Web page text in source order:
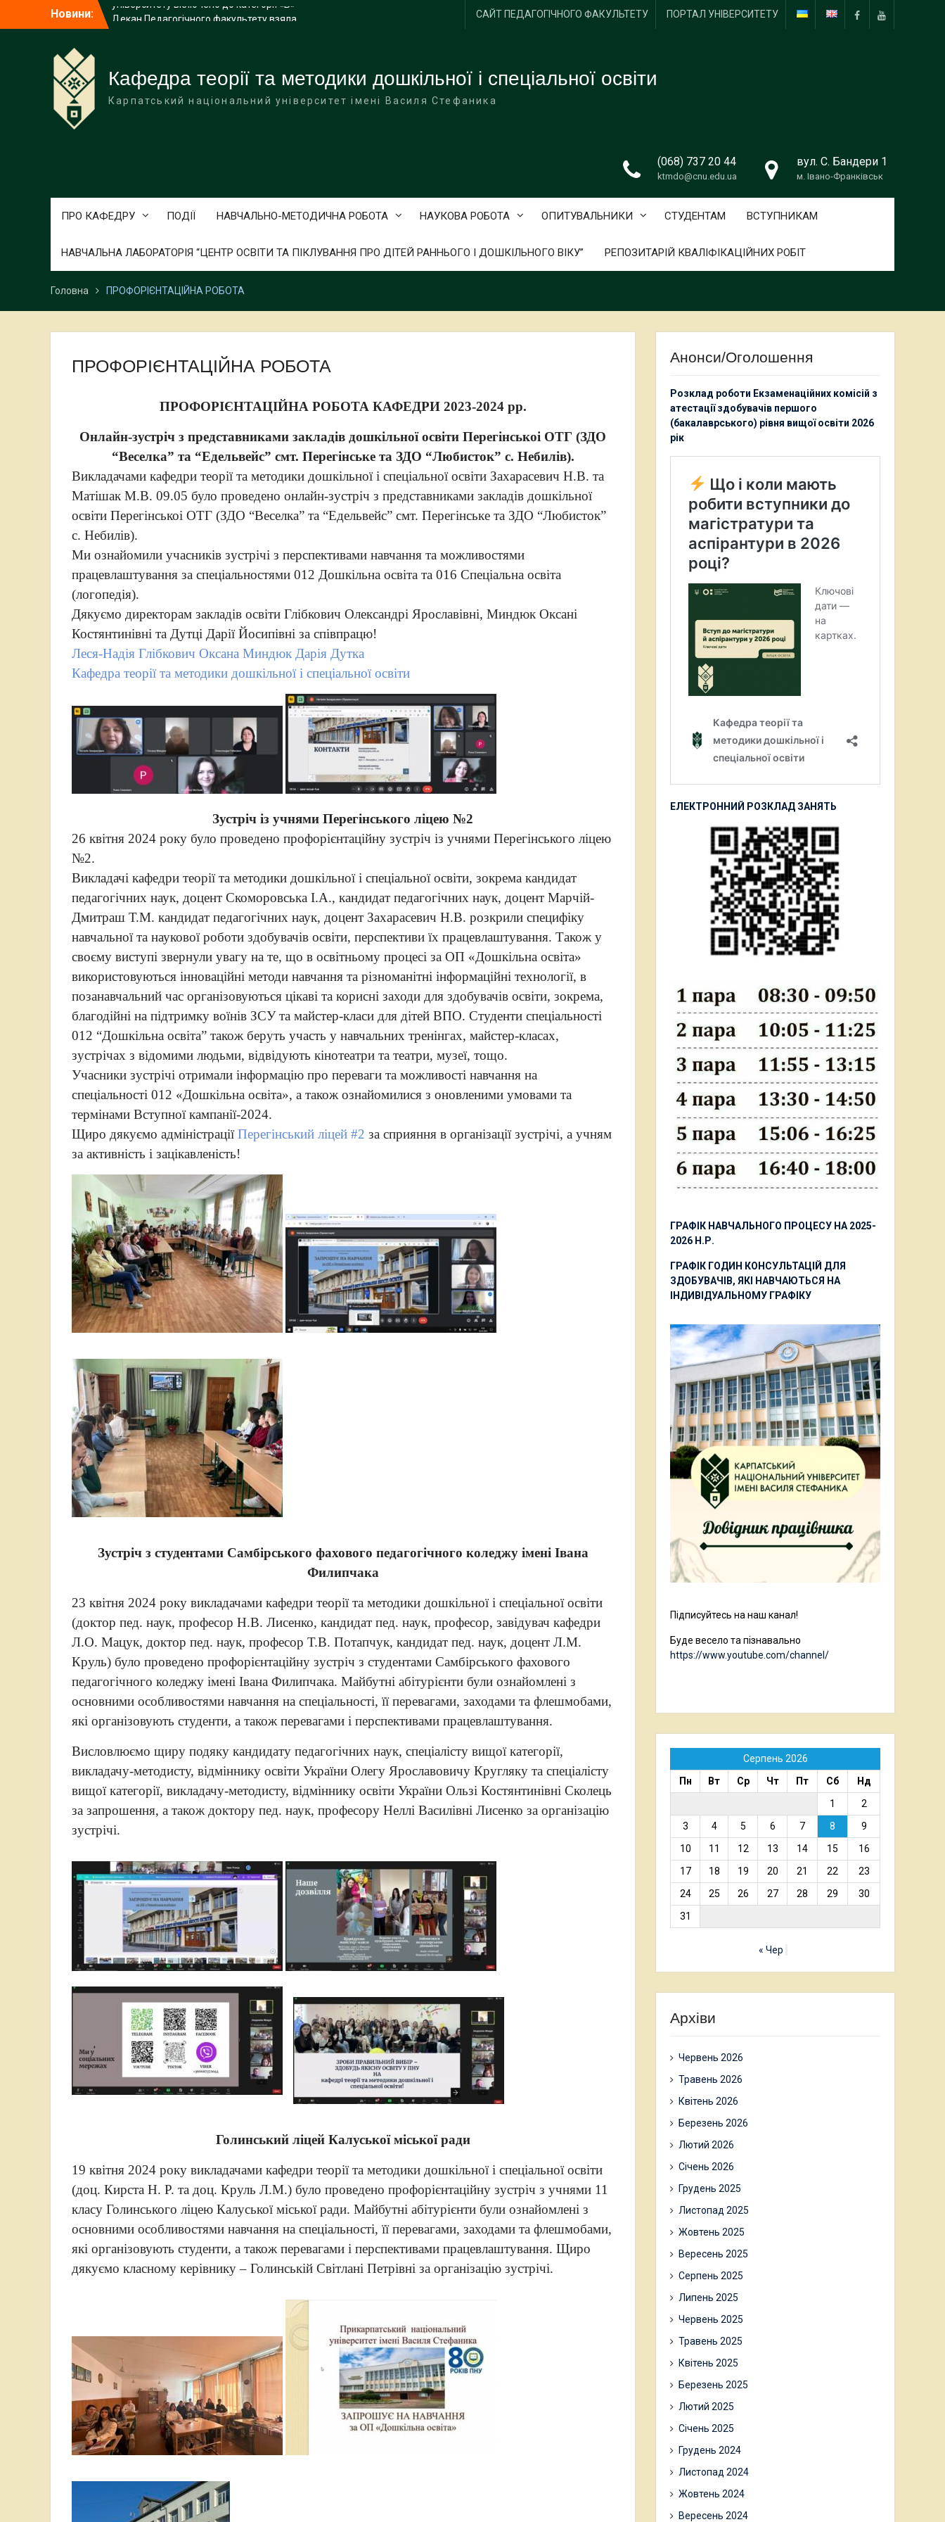
Новини:
Декан Педагогічного факультету взяла
України за результатами
акредитаційних експертиз Від
Пресслужба КНУВС / 20.06.2026
Пункт
Пункт
САЙТ ПЕДАГОГІЧНОГО ФАКУЛЬТЕТУ ПОРТАЛ УНІВЕРСИТЕТУ
Кафедра теорії та методики дошкільної і спеціальної освіти
Карпатський національний університет імені Василя Стефаника
(068) 737 20 44
ktmdo@cnu.edu.ua
вул. С. Бандери 1
м. Івано-Франківськ
ПРО КАФЕДРУ ПОДІЇ НАВЧАЛЬНО-МЕТОДИЧНА РОБОТА НАУКОВА РОБОТА ОПИТУВАЛЬНИКИ СТУДЕНТАМ ВСТУПНИКАМ
НАВЧАЛЬНА ЛАБОРАТОРІЯ “ЦЕНТР ОСВІТИ ТА ПІКЛУВАННЯ ПРО ДІТЕЙ РАННЬОГО І ДОШКІЛЬНОГО ВІКУ” РЕПОЗИТАРІЙ КВАЛІФІКАЦІЙНИХ РОБІТ
Головна ПРОФОРІЄНТАЦІЙНА РОБОТА
ПРОФОРІЄНТАЦІЙНА РОБОТА
ПРОФОРІЄНТАЦІЙНА РОБОТА КАФЕДРИ 2023-2024 рр.
Онлайн-зустріч з представниками закладів дошкільної освіти Перегінськоі ОТГ (ЗДО
“Веселка” та “Едельвейс” смт. Перегінське та ЗДО “Любисток” с. Небилів).
Викладачами кафедри теорії та методики дошкільної і спеціальної освіти Захарасевич Н.В. та
Матішак М.В. 09.05 було проведено онлайн-зустріч з представниками закладів дошкільної
освіти Перегінськоі ОТГ (ЗДО “Веселка” та “Едельвейс” смт. Перегінське та ЗДО “Любисток”
с. Небилів).
Ми ознайомили учасників зустрічі з перспективами навчання та можливостями
працевлаштування за спеціальностями 012 Дошкільна освіта та 016 Спеціальна освіта
(логопедія).
Дякуємо директорам закладів освіти Глібкович Олександрі Ярославівні, Миндюк Оксані
Костянтинівні та Дутці Дарії Йосипівні за співпрацю!
Леся-Надія Глібкович Оксана Миндюк Дарія Дутка
Кафедра теорії та методики дошкільної і спеціальної освіти
Зустріч із учнями Перегінського ліцею №2
26 квітня 2024 року було проведено профорієнтаційну зустріч із учнями Перегінського ліцею
№2.
Викладачі кафедри теорії та методики дошкільної і спеціальної освіти, зокрема кандидат
педагогічних наук, доцент Скоморовська І.А., кандидат педагогічних наук, доцент Марчій-
Дмитраш Т.М. кандидат педагогічних наук, доцент Захарасевич Н.В. розкрили специфіку
навчальної та наукової роботи здобувачів освіти, перспективи їх працевлаштування. Також у
своєму виступі звернули увагу на те, що в освітньому процесі за ОП «Дошкільна освіта»
використовуються інноваційні методи навчання та різноманітні інформаційні технології, в
позанавчальний час організовуються цікаві та корисні заходи для здобувачів освіти, зокрема,
благодійні на підтримку воїнів ЗСУ та майстер-класи для дітей ВПО. Студенти спеціальності
012 “Дошкільна освіта” також беруть участь у навчальних тренінгах, майстер-класах,
зустрічах з відомими людьми, відвідують кінотеатри та театри, музеї, тощо.
Учасники зустрічі отримали інформацію про переваги та можливості навчання на
спеціальності 012 «Дошкільна освіта», а також ознайомилися з оновленими умовами та
термінами Вступної кампанії-2024.
Щиро дякуємо адміністрації Перегінський ліцей #2 за сприяння в організації зустрічі, а учням
за активність і зацікавленість!
Зустріч з студентами Самбірського фахового педагогічного коледжу імені Івана
Филипчака
23 квітня 2024 року викладачами кафедри теорії та методики дошкільної і спеціальної освіти
(доктор пед. наук, професор Н.В. Лисенко, кандидат пед. наук, професор, завідувач кафедри
Л.О. Мацук, доктор пед. наук, професор Т.В. Потапчук, кандидат пед. наук, доцент Л.М.
Круль) було проведено профорієнтаційну зустріч з студентами Самбірського фахового
педагогічного коледжу імені Івана Филипчака. Майбутні абітурієнти були ознайомлені з
основними особливостями навчання на спеціальності, її перевагами, заходами та флешмобами,
які організовують студенти, а також перевагами і перспективами працевлаштування.
Висловлюємо щиру подяку кандидату педагогічних наук, спеціалісту вищої категорії,
викладачу-методисту, відміннику освіти України Олегу Ярославовичу Кругляку та спеціалісту
вищої категорії, викладачу-методисту, відміннику освіти України Ользі Костянтинівні Сколець
за запрошення, а також доктору пед. наук, професору Неллі Василівні Лисенко за організацію
зустрічі.
Голинський ліцей Калуської міської ради
19 квітня 2024 року викладачами кафедри теорії та методики дошкільної і спеціальної освіти
(доц. Кирста Н. Р. та доц. Круль Л.М.) було проведено профорієнтаційну зустріч з учнями 11
класу Голинського ліцею Калуської міської ради. Майбутні абітурієнти були ознайомлені з
основними особливостями навчання на спеціальності, її перевагами, заходами та флешмобами,
які організовують студенти, а також перевагами і перспективами працевлаштування. Щиро
дякуємо класному керівнику – Голинській Світлані Петрівні за організацію зустрічі.
Анонси/Оголошення
Розклад роботи Екзаменаційних комісій з
атестації здобувачів першого
(бакалаврського) рівня вищої освіти 2026
рік
ЕЛЕКТРОННИЙ РОЗКЛАД ЗАНЯТЬ
ГРАФІК НАВЧАЛЬНОГО ПРОЦЕСУ НА 2025-
2026 Н.Р.
ГРАФІК ГОДИН КОНСУЛЬТАЦІЙ ДЛЯ
ЗДОБУВАЧІВ, ЯКІ НАВЧАЮТЬСЯ НА
ІНДИВІДУАЛЬНОМУ ГРАФІКУ
Підписуйтесь на наш канал!
Буде весело та пізнавально
https://www.youtube.com/channel/
Серпень 2026
Пн
Вт Ср Чт Пт Сб
Нд
1
2
3
4 5 6 7 8
9
10
11 12 13 14 15
16
17
18 19 20 21 22
23
24
25 26 27 28 29
30
31
« Чер
Архіви
Червень 2026
Травень 2026
Квітень 2026
Березень 2026
Лютий 2026
Січень 2026
Грудень 2025
Листопад 2025
Жовтень 2025
Вересень 2025
Серпень 2025
Липень 2025
Червень 2025
Травень 2025
Квітень 2025
Березень 2025
Лютий 2025
Січень 2025
Грудень 2024
Листопад 2024
Жовтень 2024
Вересень 2024